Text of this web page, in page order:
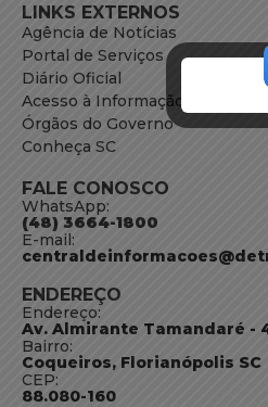
LINKS EXTERNOS
Agência de Notícias
Portal de Serviços
Diário Oficial
Acesso à Informação
Órgãos do Governo
Conheça SC
FALE CONOSCO
WhatsApp:
(48) 3664-1800
E-mail:
ENDEREÇO
Endereço:
Av. Almirante Tamandaré -
Bairro:
Coqueiros, Florianópolis SC
CEP:
88.080-160